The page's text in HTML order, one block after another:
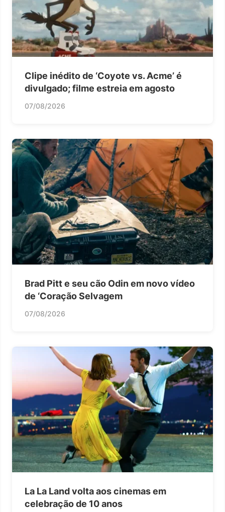
Clipe inédito de ‘Coyote vs. Acme’ é
divulgado; filme estreia em agosto
07/08/2026
Brad Pitt e seu cão Odin em novo vídeo
de ‘Coração Selvagem
07/08/2026
La La Land volta aos cinemas em
celebração de 10 anos